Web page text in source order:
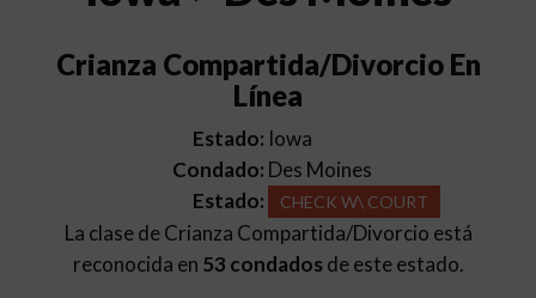
Crianza Compartida/Divorcio En
Línea
Estado: Iowa
Condado: Des Moines
Estado:
CHECK W\ COURT
La clase de Crianza Compartida/Divorcio está
reconocida en 53 condadosde este estado.